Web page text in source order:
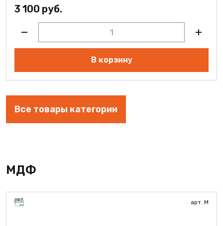
3 100 руб.
В корзину
Все товары категории
МДФ
арт. M